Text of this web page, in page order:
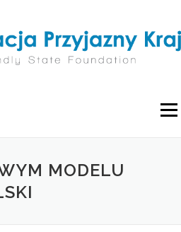
Menu
RAPORTY I ANALIZY
MODELU